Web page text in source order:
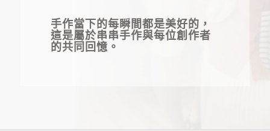
手作當下的每瞬間都是美好的，
這是屬於串串手作與每位創作者
的共同回憶。